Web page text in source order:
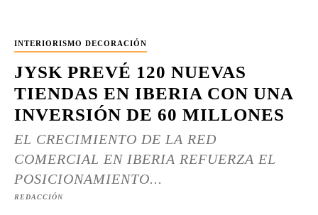
INTERIORISMO DECORACIÓN
JYSK PREVÉ 120 NUEVAS
TIENDAS EN IBERIA CON UNA
INVERSIÓN DE 60 MILLONES
EL CRECIMIENTO DE LA RED
COMERCIAL EN IBERIA REFUERZA EL
POSICIONAMIENTO...
REDACCIÓN